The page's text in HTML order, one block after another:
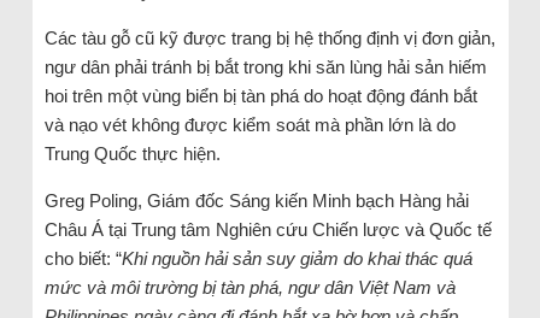
Các tàu gỗ cũ kỹ được trang bị hệ thống định vị đơn giản,
ngư dân phải tránh bị bắt trong khi săn lùng hải sản hiếm
hoi trên một vùng biển bị tàn phá do hoạt động đánh bắt
và nạo vét không được kiểm soát mà phần lớn là do
Trung Quốc thực hiện.
Greg Poling, Giám đốc Sáng kiến ​​Minh bạch Hàng hải
Châu Á tại Trung tâm Nghiên cứu Chiến lược và Quốc tế
cho biết: “Khi nguồn hải sản suy giảm do khai thác quá
mức và môi trường bị tàn phá, ngư dân Việt Nam và